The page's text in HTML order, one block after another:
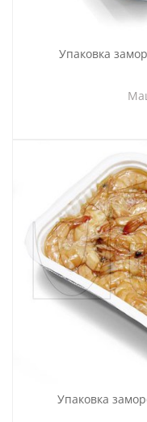
Упаковка
Упаковка